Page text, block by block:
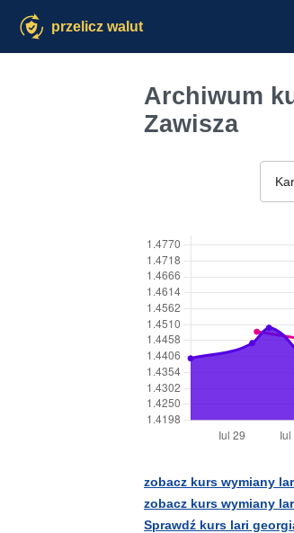
przelicz walut
Archiwum
Zawisza
zobacz kurs wymiany
zobacz kurs wymiany
Sprawdź kurs lari